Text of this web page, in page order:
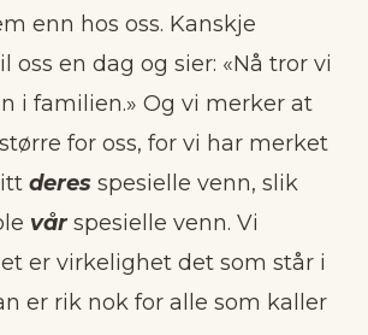
enn hos oss. Kanskje
oss en dag og sier: «Nå tror vi
i familien.» Og vi merker at
for oss, for vi har merket
deres spesielle venn, slik
vårspesielle venn. Vi
er virkelighet det som står i
er rik nok for alle som kaller